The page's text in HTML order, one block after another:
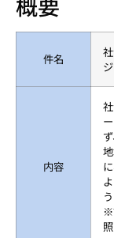
件名
内容
※
照